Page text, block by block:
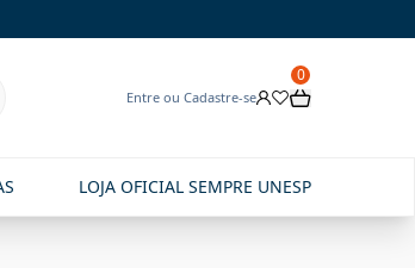
Entre ou Cadastre-se
0
LOJA OFICIAL SEMPRE UNESP